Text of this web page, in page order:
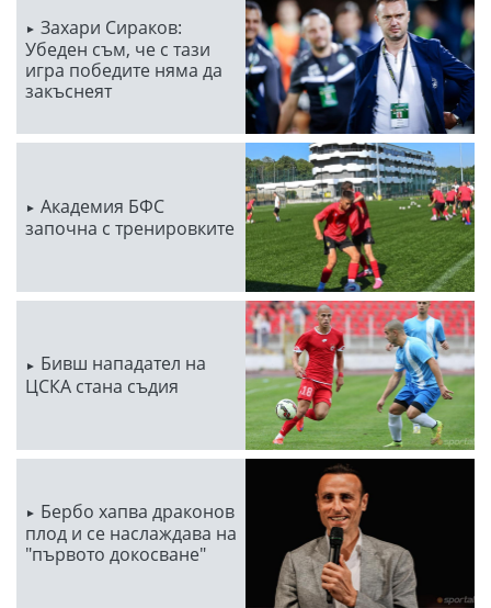
Захари Сираков:
Убеден съм, че с тази
игра победите няма да
закъснеят
Академия БФС
започна с тренировките
Бивш нападател на
ЦСКА стана съдия
Бербо хапва драконов
плод и се наслаждава на
"първото докосване"